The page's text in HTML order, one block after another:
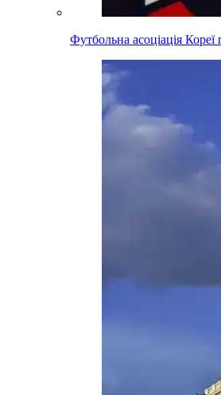
Футбольна асоціація